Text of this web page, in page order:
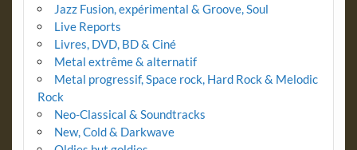
Jazz Fusion, expérimental & Groove, Soul
Live Reports
Livres, DVD, BD & Ciné
Metal extrême & alternatif
Metal progressif, Space rock, Hard Rock & Melodic
Rock
Neo-Classical & Soundtracks
New, Cold & Darkwave